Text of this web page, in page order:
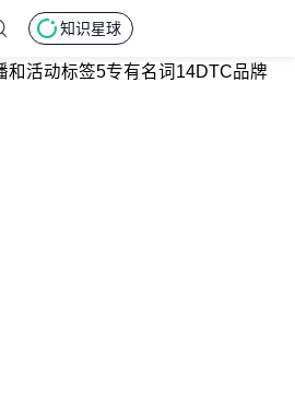
知识星球
和活动标签5专有名词 14DTC品牌